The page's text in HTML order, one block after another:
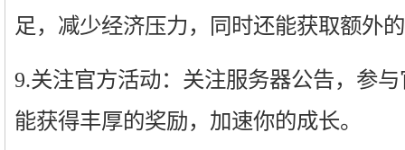
足，减少经济压力，同时还能获取额外
9.关注官方活动：关注服务器公告，参
能获得丰厚的奖励，加速你的成长。